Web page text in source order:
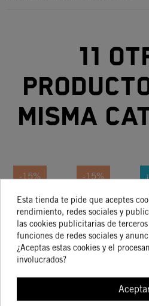
11
misma
-15%
BOMBA DE
AGUA
39,63 €
33,68 €
COMPRAR
-15%
TUBOS/
RADIADOR EN
NARANJA
85,00 €
72,25 €
COMPRAR
/
Esta tienda te pide que aceptes
rendimiento, redes sociales y
las cookies publicitarias de
funciones de redes sociales y
¿Aceptas estas cookies y el
involucrados?